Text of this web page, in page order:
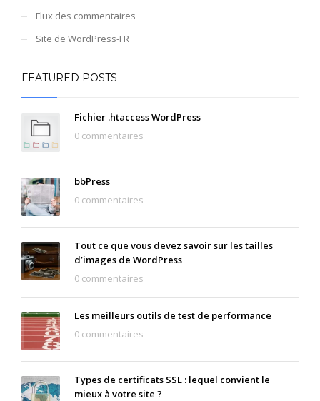
Flux des commentaires
Site de WordPress-FR
FEATURED POSTS
Fichier .htaccess WordPress
0 commentaires
bbPress
0 commentaires
Tout ce que vous devez savoir sur les tailles
d’images de WordPress
0 commentaires
Les meilleurs outils de test de performance
0 commentaires
Types de certificats SSL : lequel convient le
mieux à votre site ?